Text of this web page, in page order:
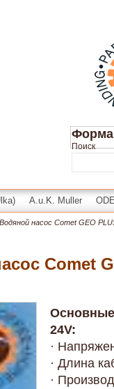
Форма
Поиск
A.u.K. Muller
насос Comet GEO
Comet
Основные
24V:
·
· Длина
·